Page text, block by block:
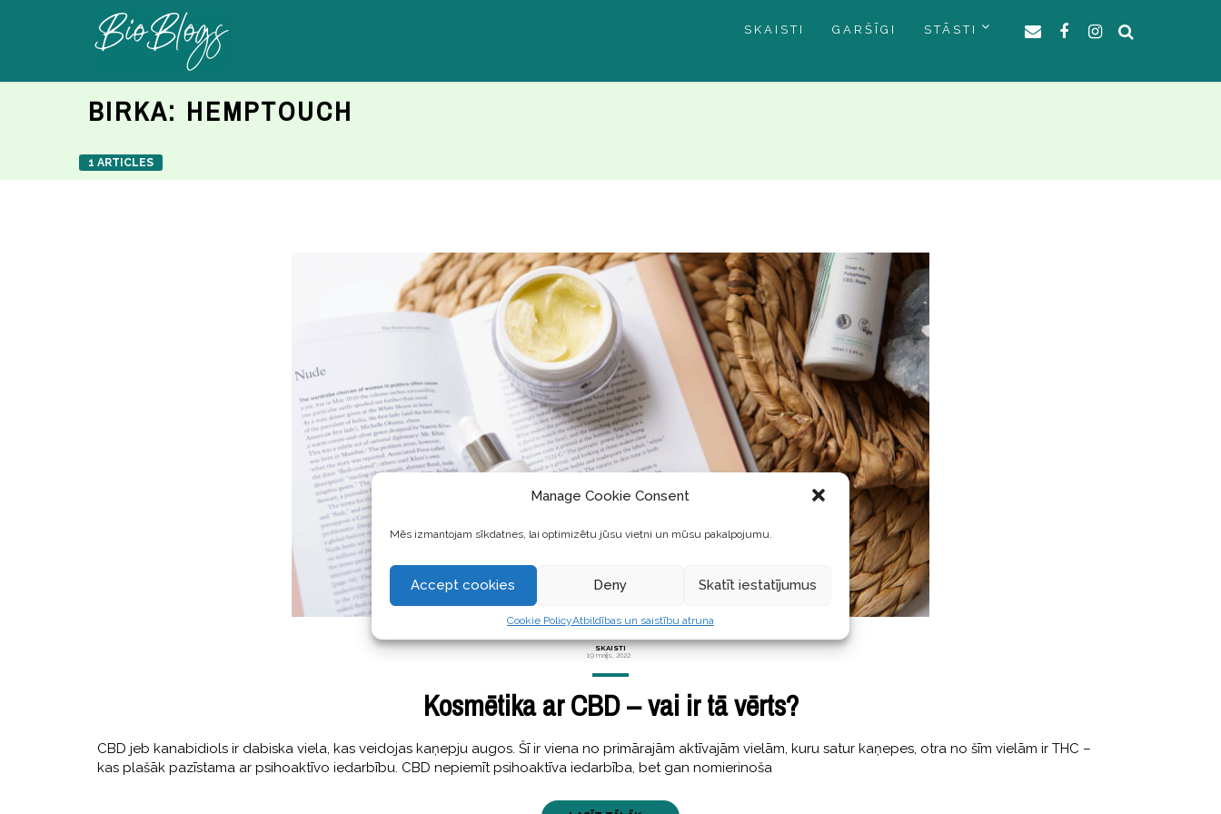
Manage Cookie Consent
Mēs izmantojam sīkdatnes, lai optimizētu jūsu vietni un mūsu pakalpojumu.
Accept cookies Deny Skatīt iestatījumus
Cookie PolicyAtbildības un saistību atruna
SKAISTI GARŠĪGI STĀSTI
BIRKA: HEMPTOUCH
1 ARTICLES
SKAISTI
19 maijs, 2022
Kosmētika ar CBD – vai ir tā vērts?
CBD jeb kanabidiols ir dabiska viela, kas veidojas kaņepju augos. Šī ir viena no primārajām aktīvajām vielām, kuru satur kaņepes, otra no šīm vielām ir THC –
kas plašāk pazīstama ar psihoaktīvo iedarbību. CBD nepiemīt psihoaktīva iedarbība, bet gan nomierinoša